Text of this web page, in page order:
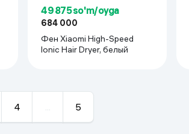
49 875 so'm/oyga
684 000
Фен Xiaomi High-Speed
Ionic Hair Dryer, белый
4 ... 5